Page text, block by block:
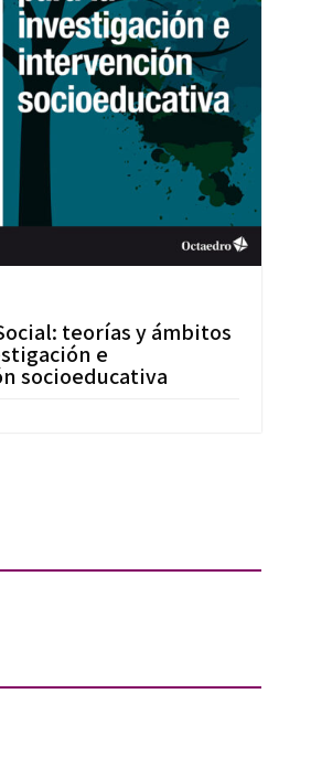
teorías y ámbitos
e
socioeducativa